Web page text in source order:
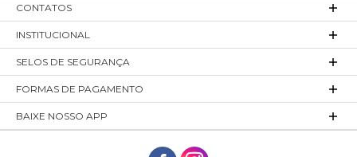
CONTATOS
INSTITUCIONAL
SELOS DE SEGURANÇA
FORMAS DE PAGAMENTO
BAIXE NOSSO APP